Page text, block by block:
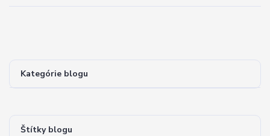
Kategórie blogu
Štítky blogu